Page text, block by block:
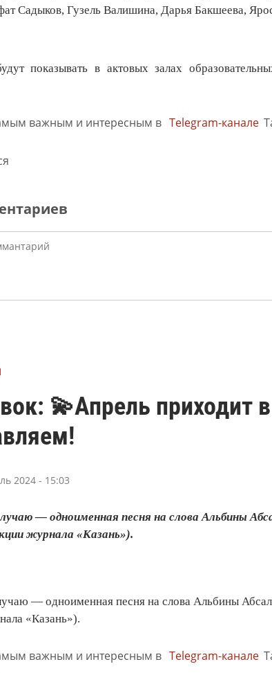
Садыков, Гузель Валишина, Дарья Бакшеева,
показывать в актовых залах
важным и интересным в Telegram-канале
💫Апрель приходит
2024 - 15:03
— одноименная песня на слова Альбины
журнала «Казань»).
— одноименная песня на слова Альбины
«Казань»).
важным и интересным в Telegram-канале